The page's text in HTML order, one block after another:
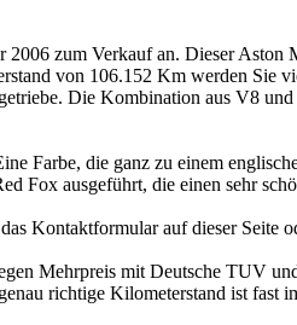
zum Verkauf an. Dieser
von 106.152 Km werden Sie
Die Kombination aus V8
Farbe, die ganz zu einem
Fox ausgeführt, die einen sehr
Kontaktformular auf dieser Seite
Mehrpreis mit Deutsche TUV
richtige Kilometerstand ist fast